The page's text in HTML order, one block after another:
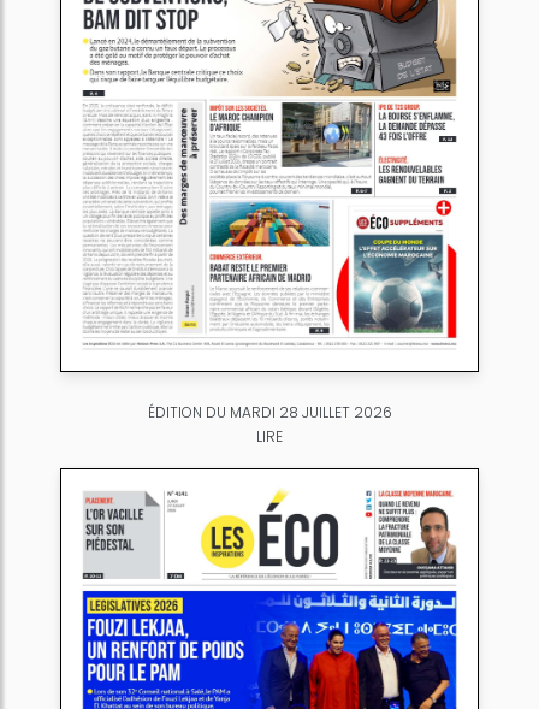
ÉDITION DU MARDI 28 JUILLET 2026
LIRE